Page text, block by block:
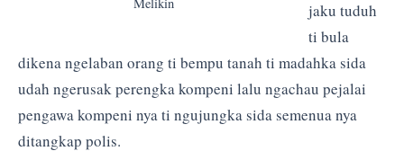
jaku tuduh
ti bula
dikena ngelaban orang ti bempu tanah ti madahka sida
udah ngerusak perengka kompeni lalu ngachau pejalai
pengawa kompeni nya ti ngujungka sida semenua nya
ditangkap polis.